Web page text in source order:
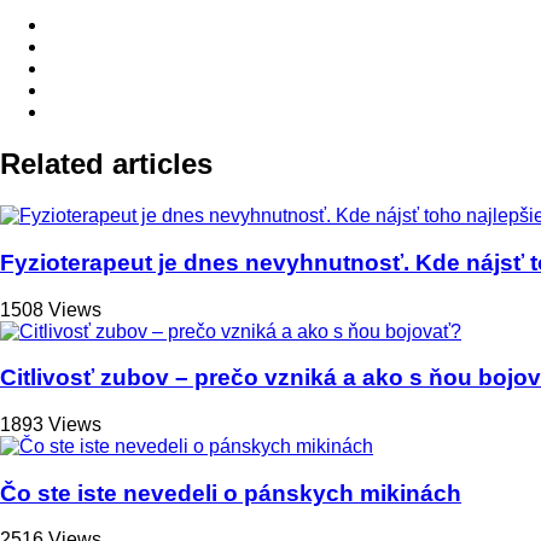
Related articles
Fyzioterapeut je dnes nevyhnutnosť. Kde nájsť
1508 Views
Citlivosť zubov – prečo vzniká a ako s ňou
1893 Views
Čo ste iste nevedeli o pánskych mikinách